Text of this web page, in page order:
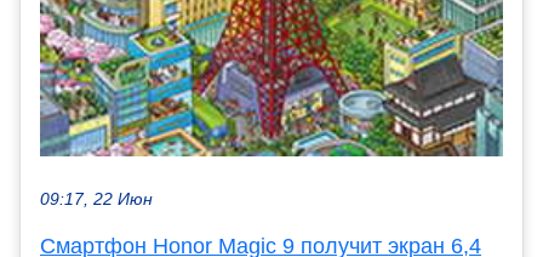
09:17, 22 Июн
Смартфон Honor Magic 9 получит экран 6,4